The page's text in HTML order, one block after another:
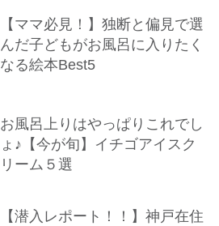
【ママ必見！】独断と偏見で選
んだ子どもがお風呂に入りたく
なる絵本Best5
お風呂上りはやっぱりこれでし
ょ♪【今が旬】イチゴアイスク
リーム５選
【潜入レポート！！】神戸在住